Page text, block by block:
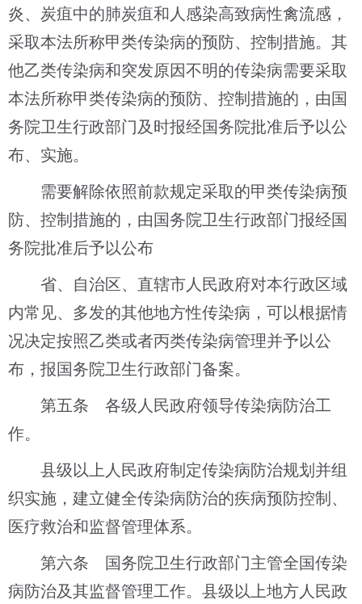
炎、炭疽中的肺炭疽和人感染高致病性禽流感，
采取本法所称甲类传染病的预防、控制措施。其
他乙类传染病和突发原因不明的传染病需要采取
本法所称甲类传染病的预防、控制措施的，由国
务院卫生行政部门及时报经国务院批准后予以公
布、实施。
需要解除依照前款规定采取的甲类传染病预
防、控制措施的，由国务院卫生行政部门报经国
务院批准后予以公布
省、自治区、直辖市人民政府对本行政区域
内常见、多发的其他地方性传染病，可以根据情
况决定按照乙类或者丙类传染病管理并予以公
布，报国务院卫生行政部门备案。
第五条 各级人民政府领导传染病防治工
作。
县级以上人民政府制定传染病防治规划并组
织实施，建立健全传染病防治的疾病预防控制、
医疗救治和监督管理体系。
第六条 国务院卫生行政部门主管全国传染
病防治及其监督管理工作。县级以上地方人民政